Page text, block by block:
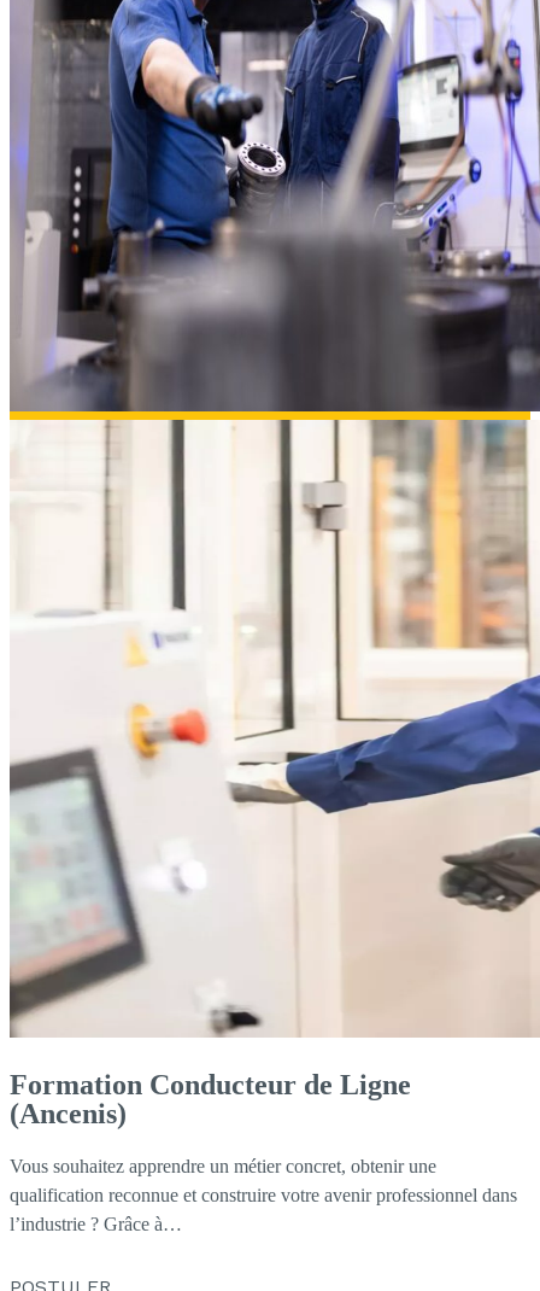
Formation Conducteur de Ligne
(Ancenis)
Vous souhaitez apprendre un métier concret, obtenir une
qualification reconnue et construire votre avenir professionnel dans
l’industrie ? Grâce à…